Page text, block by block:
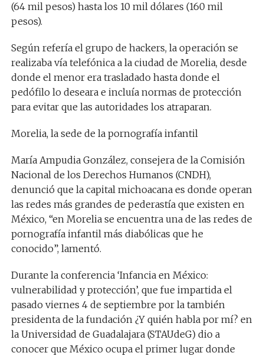
(64 mil pesos) hasta los 10 mil dólares (160 mil
pesos).
Según refería el grupo de hackers, la operación se
realizaba vía telefónica a la ciudad de Morelia, desde
donde el menor era trasladado hasta donde el
pedófilo lo deseara e incluía normas de protección
para evitar que las autoridades los atraparan.
Morelia, la sede de la pornografía infantil
María Ampudia González, consejera de la Comisión
Nacional de los Derechos Humanos (CNDH),
denunció que la capital michoacana es donde operan
las redes más grandes de pederastía que existen en
México, “en Morelia se encuentra una de las redes de
pornografía infantil más diabólicas que he
conocido”, lamentó.
Durante la conferencia ‘Infancia en México:
vulnerabilidad y protección’, que fue impartida el
pasado viernes 4 de septiembre por la también
presidenta de la fundación ¿Y quién habla por mí? en
la Universidad de Guadalajara (STAUdeG) dio a
conocer que México ocupa el primer lugar donde